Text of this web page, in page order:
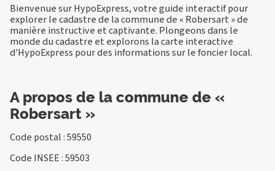
Bienvenue sur HypoExpress, votre guide interactif pour
explorer le cadastre de la commune de « Robersart » de
manière instructive et captivante. Plongeons dans le
monde du cadastre et explorons la carte interactive
d'HypoExpress pour des informations sur le foncier local.
A propos de la commune de «
Robersart »
Code postal : 59550
Code INSEE : 59503